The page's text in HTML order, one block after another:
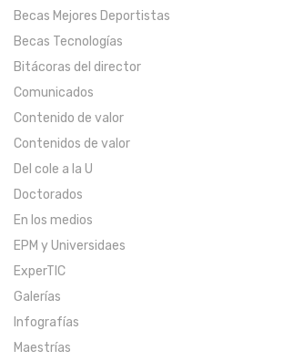
Becas Mejores Deportistas
Becas Tecnologías
Bitácoras del director
Comunicados
Contenido de valor
Contenidos de valor
Del cole a la U
Doctorados
En los medios
EPM y Universidaes
ExperTIC
Galerías
Infografías
Maestrías